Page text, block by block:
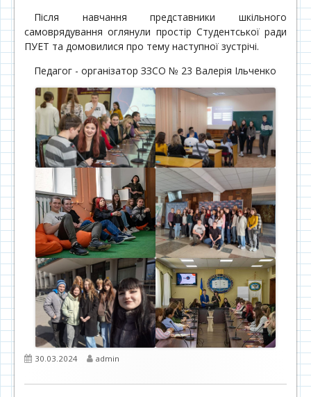
Після навчання представники шкільного
самоврядування оглянули простір Студентської ради
ПУЕТ та домовилися про тему наступної зустрічі.
Педагог - організатор ЗЗСО № 23 Валерія Ільченко
Опубліковано
30.03.2024 Автор
admin